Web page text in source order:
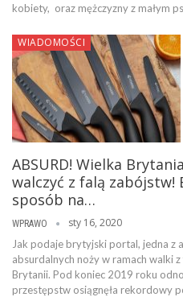
kobiety, oraz mężczyzny z małym
WIADOMOŚCI
ABSURD! Wielka
walczyć z falą zabójstw!
sposób na…
WPRAWO sty 16, 2020
Jak podaje brytyjski portal, jedna z
absurdalnych noży w ramach walki
Brytanii. Pod koniec 2019 roku
przestępstw osiągnęła rekordowy